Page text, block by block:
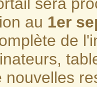
au 1er
de
nouvelles